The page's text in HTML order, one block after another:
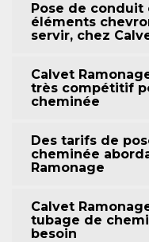
Pose de conduit
éléments
servir, chez
Calvet
très compétitif
cheminée
Des tarifs de
cheminée
Ramonage
Calvet
tubage de
besoin